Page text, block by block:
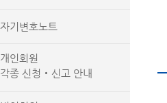
자기변호노트
개인회원
각종 신청‧신고 안내